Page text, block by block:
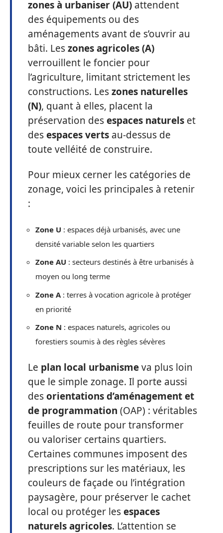
zones à urbaniser (AU) attendent
des équipements ou des
aménagements avant de s’ouvrir au
bâti. Leszones agricoles (A)
verrouillent le foncier pour
l’agriculture, limitant strictement les
constructions. Leszones naturelles
(N), quant à elles, placent la
préservation desespaces naturels et
desespaces verts au-dessus de
toute velléité de construire.
Pour mieux cerner les catégories de
zonage, voici les principales à retenir
:
Zone U : espaces déjà urbanisés, avec une
densité variable selon les quartiers
Zone AU : secteurs destinés à être urbanisés à
moyen ou long terme
Zone A : terres à vocation agricole à protéger
en priorité
Zone N : espaces naturels, agricoles ou
forestiers soumis à des règles sévères
Le plan local urbanismeva plus loin
que le simple zonage. Il porte aussi
desorientations d’aménagement et
de programmation (OAP) : véritables
feuilles de route pour transformer
ou valoriser certains quartiers.
Certaines communes imposent des
prescriptions sur les matériaux, les
couleurs de façade ou l’intégration
paysagère, pour préserver le cachet
local ou protéger lesespaces
naturels agricoles. L’attention se